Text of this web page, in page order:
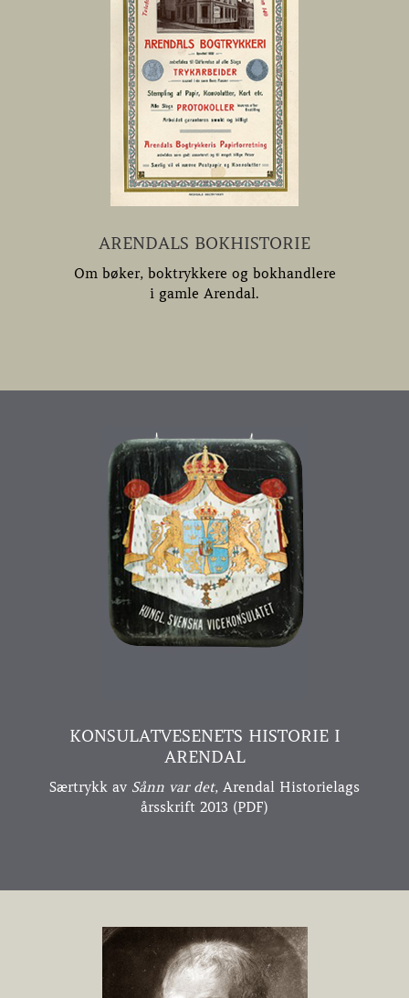
ARENDALS BOKHISTORIE
Om bøker, boktrykkere og bokhandlere
i gamle Arendal.
KONSULATVESENETS HISTORIE I
ARENDAL
Særtrykk av Sånn var det, Arendal Historielags
årsskrift 2013 (PDF)